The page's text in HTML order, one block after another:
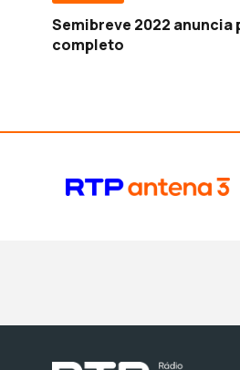
Semibreve 2022 anuncia
completo